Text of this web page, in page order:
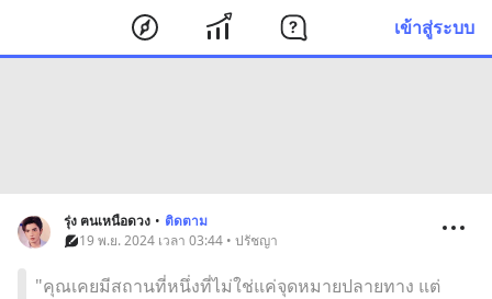
เข้าสู่ระบบ
รุ่ง ฅนเหนือดวง • ติดตาม
19 พ.ย. 2024 เวลา 03:44 • ปรัชญา
"คุณเคยมีสถานที่หนึ่งที่ไม่ใช่แค่จุดหมายปลายทาง แต่